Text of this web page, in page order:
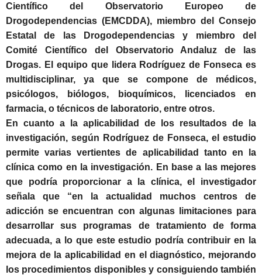
Científico del Observatorio Europeo de
Drogodependencias (EMCDDA), miembro del Consejo
Estatal de las Drogodependencias y miembro del
Comité Científico del Observatorio Andaluz de las
Drogas. El equipo que lidera Rodríguez de Fonseca es
multidisciplinar, ya que se compone de médicos,
psicólogos, biólogos, bioquímicos, licenciados en
farmacia, o técnicos de laboratorio, entre otros.
En cuanto a la aplicabilidad de los resultados de la
investigación, según Rodríguez de Fonseca, el estudio
permite varias vertientes de aplicabilidad tanto en la
clínica como en la investigación. En base a las mejores
que podría proporcionar a la clínica, el investigador
señala que “en la actualidad muchos centros de
adicción se encuentran con algunas limitaciones para
desarrollar sus programas de tratamiento de forma
adecuada, a lo que este estudio podría contribuir en la
mejora de la aplicabilidad en el diagnóstico, mejorando
los procedimientos disponibles y consiguiendo también